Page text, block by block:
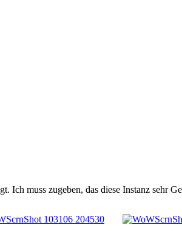
muss zugeben, das diese Instanz sehr